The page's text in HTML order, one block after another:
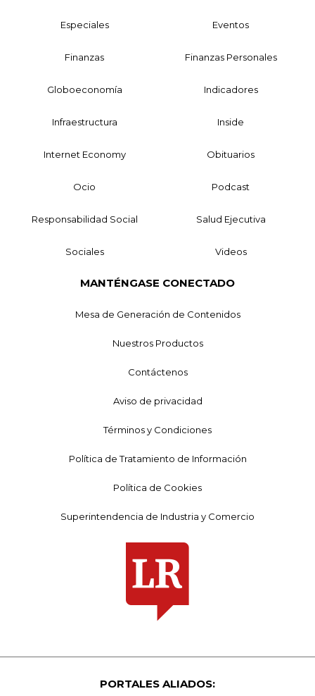
Especiales Eventos
Finanzas Finanzas Personales
Globoeconomía Indicadores
Infraestructura Inside
Internet Economy Obituarios
Ocio Podcast
Responsabilidad Social Salud Ejecutiva
Sociales Videos
MANTÉNGASE CONECTADO
Mesa de Generación de Contenidos
Nuestros Productos
Contáctenos
Aviso de privacidad
Términos y Condiciones
Política de Tratamiento de Información
Política de Cookies
Superintendencia de Industria y Comercio
PORTALES ALIADOS: